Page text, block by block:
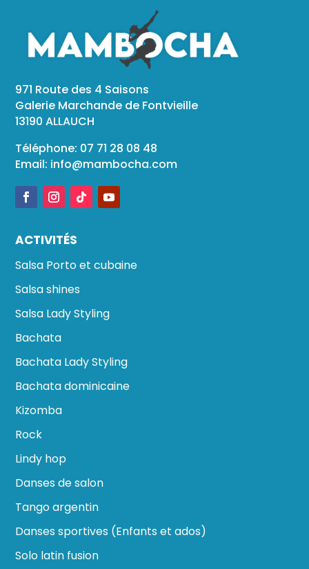
971 Route des 4 Saisons
Galerie Marchande de Fontvieille
13190 ALLAUCH
Téléphone: 07 71 28 08 48
Email: info@mambocha.com
ACTIVITÉS
Salsa Porto et cubaine
Salsa shines
Salsa Lady Styling
Bachata
Bachata Lady Styling
Bachata dominicaine
Kizomba
Rock
Lindy hop
Danses de salon
Tango argentin
Danses sportives (Enfants et ados)
Solo latin fusion